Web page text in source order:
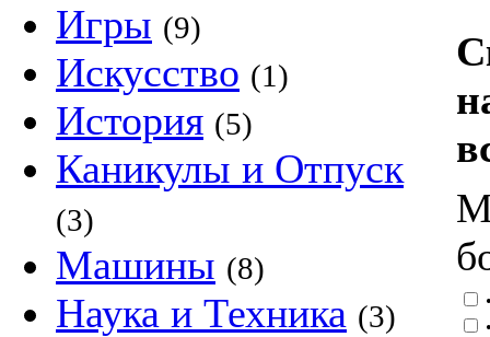
Игры (9)
Искусство (1)
История (5)
Каникулы и Отпуск
(3)
Машины (8)
Наука и Техника (3)